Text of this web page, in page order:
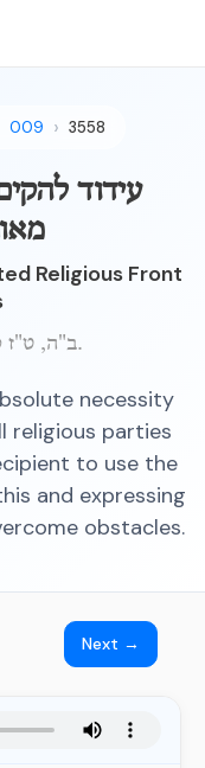
009 3558
עידוד
Religious Front
ב"ה, ט"ז סיון, ה'תשט"ו ברוקלין, נ.י.
necessity
religious parties
to use the
and expressing
obstacles.
Next →